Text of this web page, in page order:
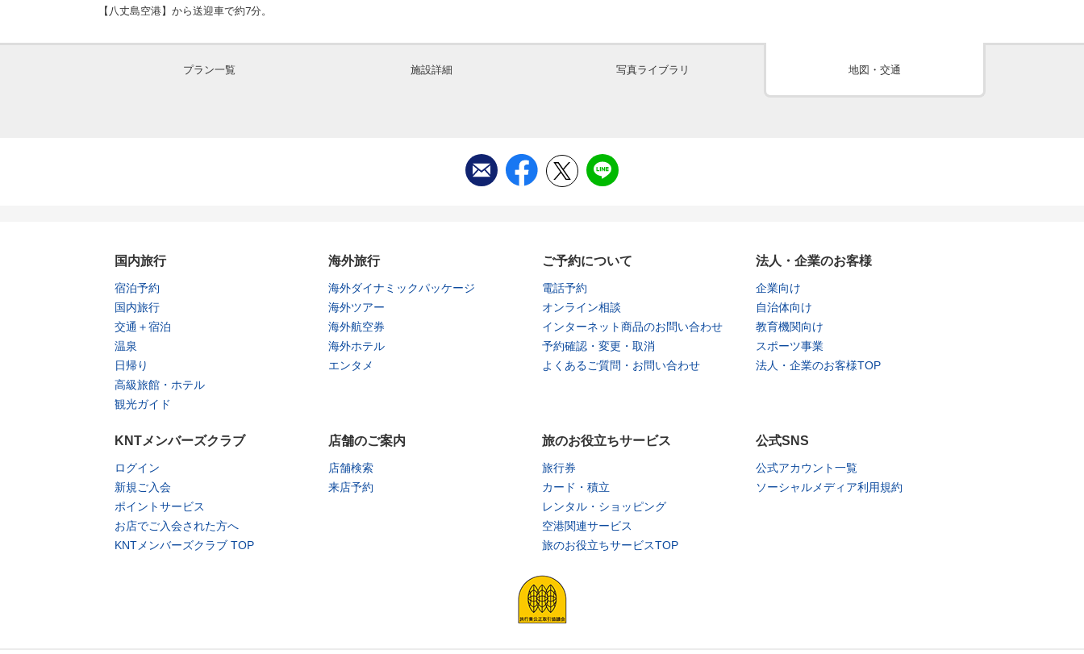
【八丈島空港】から送迎車で約7分。
プラン一覧 施設詳細 写真ライブラリ 地図・交通
国内旅行
宿泊予約
国内旅行
交通＋宿泊
温泉
日帰り
高級旅館・ホテル
観光ガイド
海外旅行
海外ダイナミックパッケージ
海外ツアー
海外航空券
海外ホテル
エンタメ
ご予約について
電話予約
オンライン相談
インターネット商品のお問い合わせ
予約確認・変更・取消
よくあるご質問・お問い合わせ
法人・企業のお客様
企業向け
自治体向け
教育機関向け
スポーツ事業
法人・企業のお客様TOP
KNTメンバーズクラブ
ログイン
新規ご入会
ポイントサービス
お店でご入会された方へ
KNTメンバーズクラブ TOP
店舗のご案内
店舗検索
来店予約
旅のお役立ちサービス
旅行券
カード・積立
レンタル・ショッピング
空港関連サービス
旅のお役立ちサービスTOP
公式SNS
公式アカウント一覧
ソーシャルメディア利用規約